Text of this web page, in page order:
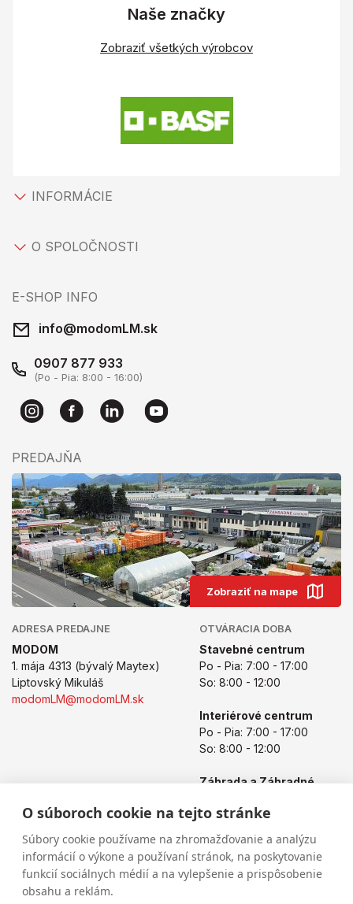
O súboroch cookie na tejto stránke
Súbory cookie používame na zhromažďovanie a analýzu
informácií o výkone a používaní stránok, na poskytovanie
funkcií sociálnych médií a na vylepšenie a prispôsobenie
obsahu a reklám.
Naše značky
Zobraziť všetkých výrobcov
INFORMÁCIE
O SPOLOČNOSTI
E-SHOP INFO
info@modomLM.sk
0907 877 933
(Po - Pia: 8:00 - 16:00)
PREDAJŇA
Zobraziť na mape
ADRESA PREDAJNE
MODOM
1. mája 4313 (bývalý Maytex)
Liptovský Mikuláš
modomLM@modomLM.sk
OTVÁRACIA DOBA
Stavebné centrum
Po - Pia: 7:00 - 17:00
So: 8:00 - 12:00
Interiérové centrum
Po - Pia: 7:00 - 17:00
So: 8:00 - 12:00
Záhrada a Záhradné
Po - Pia: 8:00 - 17:00
So: 8:00 - 12:00